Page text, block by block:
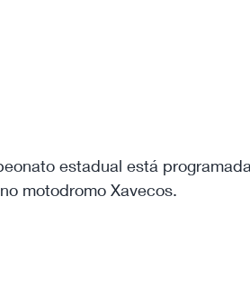
estadual está
motodromo Xavecos.